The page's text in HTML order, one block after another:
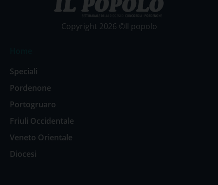
Copyright 2026 ©Il popolo
Speciali
Pordenone
Portogruaro
Friuli Occidentale
Veneto Orientale
Diocesi